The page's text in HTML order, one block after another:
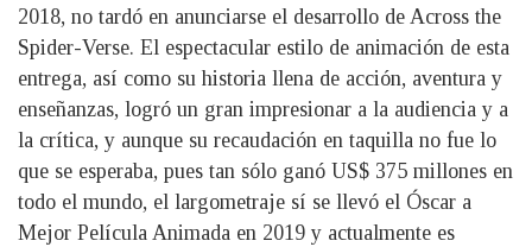
2018, no tardó en anunciarse el desarrollo de Across the
Spider-Verse. El espectacular estilo de animación de esta
entrega, así como su historia llena de acción, aventura y
enseñanzas, logró un gran impresionar a la audiencia y a
la crítica, y aunque su recaudación en taquilla no fue lo
que se esperaba, pues tan sólo ganó US$ 375 millones en
todo el mundo, el largometraje sí se llevó el Óscar a
Mejor Película Animada en 2019 y actualmente es